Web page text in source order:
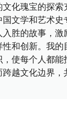
化瑰宝的探索
文学和艺术史
胜的故事，激
和创新。我的
使每个人都能
越文化边界，